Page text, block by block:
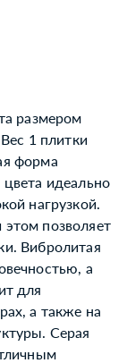
размером
1 плитки
форма
идеально
нагрузкой.
позволяет
Вибролитая
а
для
а также на
Серая